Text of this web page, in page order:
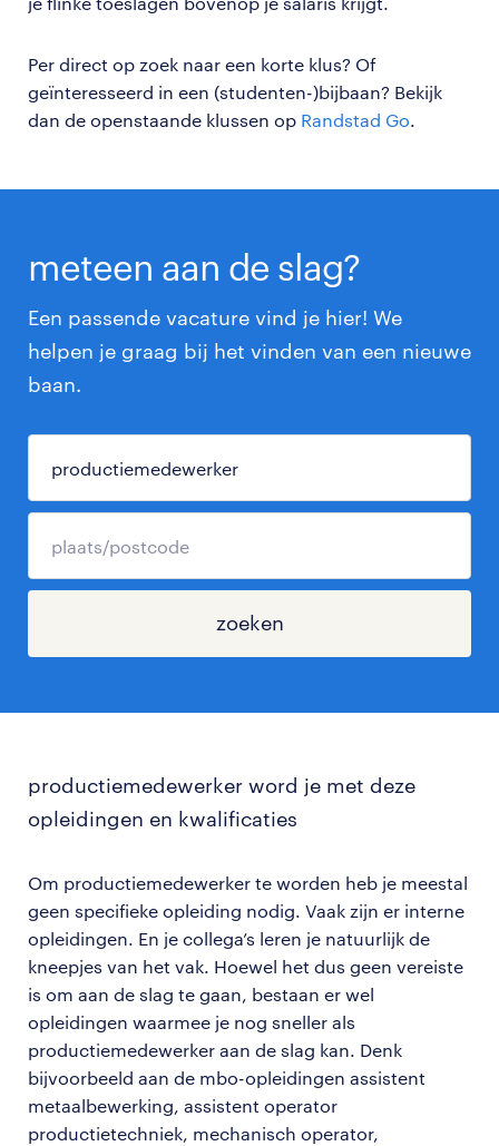
Per direct op zoek naar een korte klus? Of
geïnteresseerd in een (studenten-)bijbaan? Bekijk
dan de openstaande klussen op Randstad Go.
meteen aan de slag?
Een passende vacature vind je hier! We
helpen je graag bij het vinden van een nieuwe
baan.
zoeken
productiemedewerker word je met deze
opleidingen en kwalificaties
Om productiemedewerker te worden heb je meestal
geen specifieke opleiding nodig. Vaak zijn er interne
opleidingen. En je collega’s leren je natuurlijk de
kneepjes van het vak. Hoewel het dus geen vereiste
is om aan de slag te gaan, bestaan er wel
opleidingen waarmee je nog sneller als
productiemedewerker aan de slag kan. Denk
bijvoorbeeld aan de mbo-opleidingen assistent
metaalbewerking, assistent operator
productietechniek, mechanisch operator,